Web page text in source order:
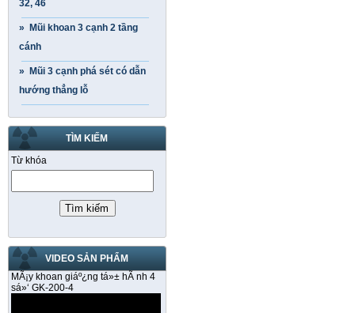
32, 46
» Mũi khoan 3 cạnh 2 tầng
cánh
» Mũi 3 cạnh phá sét có dẫn
hướng thẳng lỗ
TÌM KIẾM
Từ khóa
VIDEO SẢN PHẨM
MÃ¡y khoan giáº¿ng tá»± hÃ nh 4
sá»‘ GK-200-4